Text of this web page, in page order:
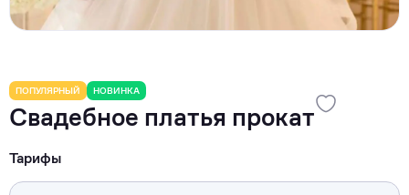
ПОПУЛЯРНЫЙ НОВИНКА
Свадебное платья прокат
Тарифы